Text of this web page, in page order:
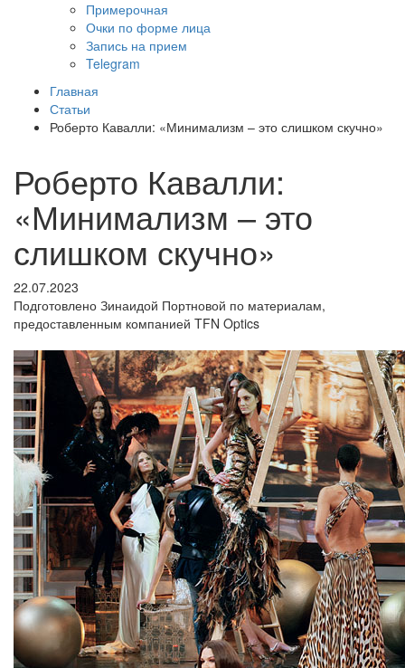
Примерочная
Очки по форме лица
Запись на прием
Telegram
Главная
Статьи
Роберто Кавалли: «Минимализм – это слишком скучно»
Роберто Кавалли:
«Минимализм – это
слишком скучно»
22.07.2023
Подготовлено Зинаидой Портновой по материалам,
предоставленным компанией TFN Optics